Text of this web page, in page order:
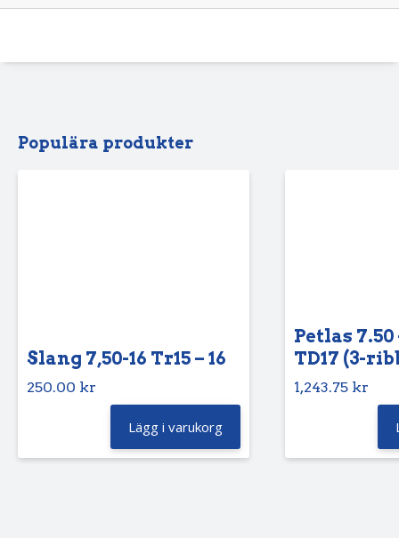
Populära produkter
Slang 7,50-16 Tr15 – 16
250.00 kr
Lägg i varukorg
Petlas 7.50
TD17 (3-
1,243.75 kr